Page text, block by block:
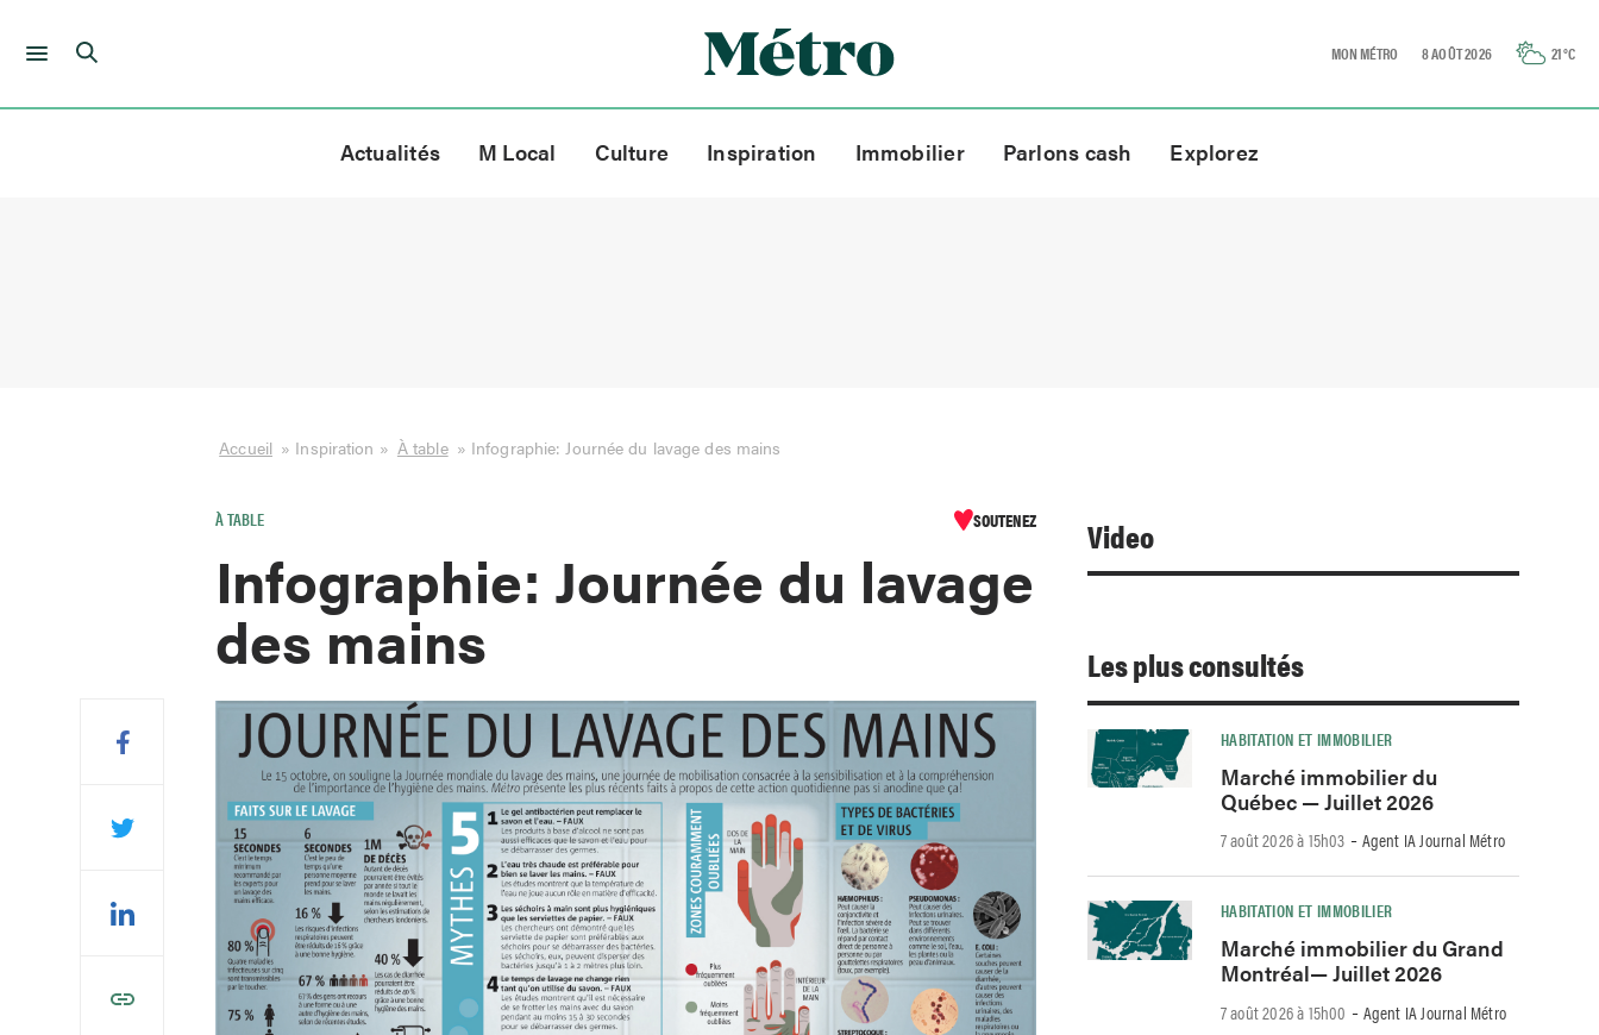
Skip
MON MÉTRO 8 AOÛT 2026 21°C
Actualités M Local Culture Inspiration Immobilier Parlons cash Explorez
Accueil » Inspiration » À table » Infographie: Journée du lavage des mains
À TABLE SOUTENEZ
Infographie: Journée du lavage
des mains
Video
Les plus consultés
HABITATION ET IMMOBILIER
Marché immobilier du
Québec — Juillet 2026
7 août 2026 à 15h03 -Agent IA Journal Métro
HABITATION ET IMMOBILIER
Marché immobilier du Grand
Montréal— Juillet 2026
7 août 2026 à 15h00 -Agent IA Journal Métro